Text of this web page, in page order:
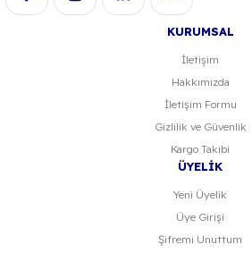
Gönder
KURUMSAL
İletişim
Hakkımızda
İletişim Formu
Gizlilik ve Güvenlik
Kargo Takibi
ÜYELİK
Yeni Üyelik
Üye Girişi
Şifremi Unuttum